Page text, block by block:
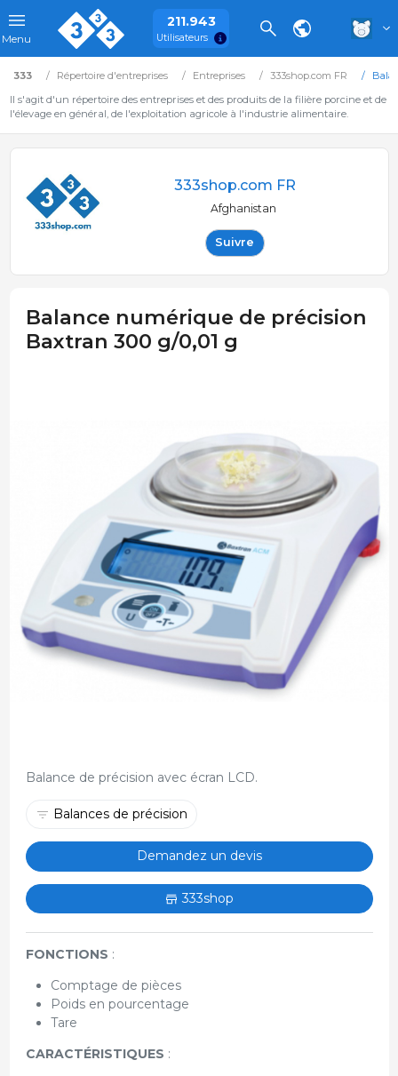
Menu
211.943
Utilisateurs
333 Répertoire d'entreprises Entreprises 333shop.com FR
Il s'agit d'un répertoire des entreprises et des produits de la filière porcine et de
l'élevage en général, de l'exploitation agricole à l'industrie alimentaire.
333shop.com FR
Afghanistan
Suivre
Balance numérique de précision
Baxtran 300 g/0,01 g
Balance de précision avec écran LCD.
Balances de précision
Demandez un devis
333shop
FONCTIONS :
Comptage de pièces
Poids en pourcentage
Tare
CARACTÉRISTIQUES :